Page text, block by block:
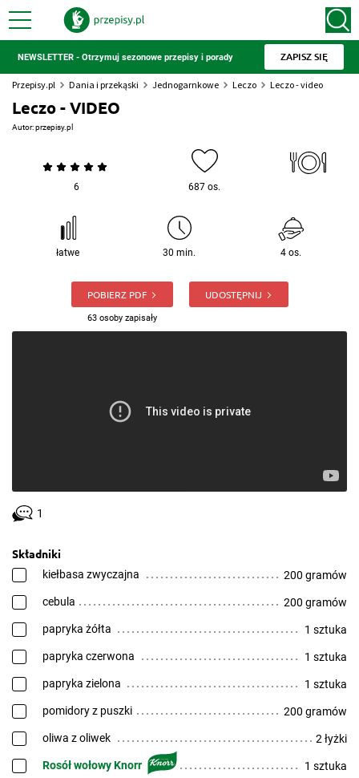
NEWSLETTER - Otrzymuj sezonowe przepisy i porady ZAPISZ SIĘ
Przepisy.pl Dania i przekąski Jednogarnkowe Leczo Leczo - video
Leczo - VIDEO
Autor:przepisy.pl
6 687 os.
łatwe 30 min. 4 os.
POBIERZ PDF
63 osoby zapisały
UDOSTĘPNIJ
1
Składniki
kiełbasa zwyczajna 200 gramów
cebula 200 gramów
papryka żółta 1 sztuka
papryka czerwona 1 sztuka
papryka zielona 1 sztuka
pomidory z puszki 200 gramów
oliwa z oliwek 2 łyżki
Rosół wołowy Knorr 1 sztuka